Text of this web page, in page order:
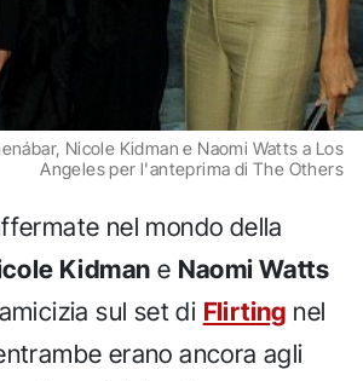
Nicole Kidman e Naomi Watts a Los
Angeles per l'anteprima di The Others
nel mondo della
Kidman e Naomi Watts
sul set di Flirting nel
erano ancora agli